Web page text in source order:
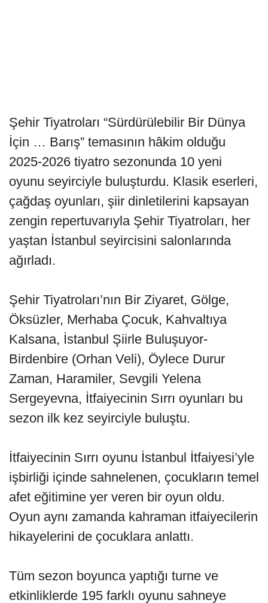
Şehir Tiyatroları “Sürdürülebilir Bir Dünya
İçin … Barış” temasının hâkim olduğu
2025-2026 tiyatro sezonunda 10 yeni
oyunu seyirciyle buluşturdu. Klasik eserleri,
çağdaş oyunları, şiir dinletilerini kapsayan
zengin repertuvarıyla Şehir Tiyatroları, her
yaştan İstanbul seyircisini salonlarında
ağırladı.
Şehir Tiyatroları’nın Bir Ziyaret, Gölge,
Öksüzler, Merhaba Çocuk, Kahvaltıya
Kalsana, İstanbul Şiirle Buluşuyor-
Birdenbire (Orhan Veli), Öylece Durur
Zaman, Haramiler, Sevgili Yelena
Sergeyevna, İtfaiyecinin Sırrı oyunları bu
sezon ilk kez seyirciyle buluştu.
İtfaiyecinin Sırrı oyunu İstanbul İtfaiyesi’yle
işbirliği içinde sahnelenen, çocukların temel
afet eğitimine yer veren bir oyun oldu.
Oyun aynı zamanda kahraman itfaiyecilerin
hikayelerini de çocuklara anlattı.
Tüm sezon boyunca yaptığı turne ve
etkinliklerde 195 farklı oyunu sahneye